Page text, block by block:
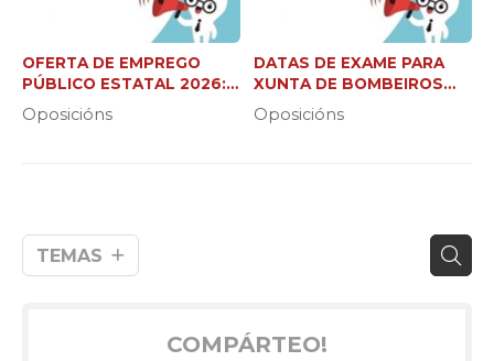
TEMAS
OFERTA DE EMPREGO
PÚBLICO ESTATAL 2026:
37.000 NOVAS PRAZAS
Oposicións
DATAS DE EXAME PARA
XUNTA DE BOMBEIROS
FORESTAIS (C2 E XEFE DE
BRIGADA)
Oposicións
COMPÁRTEO!